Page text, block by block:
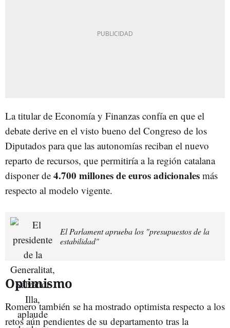
La titular de Economía y Finanzas confía en que el
debate derive en el visto bueno del Congreso de los
Diputados para que las autonomías reciban el nuevo
reparto de recursos, que permitiría a la región catalana
disponer de 4.700 millones de euros adicionales más
respecto al modelo vigente.
El Parlament aprueba los "presupuestos de la
estabilidad"
Optimismo
Romero también se ha mostrado optimista respecto a los
retos aún pendientes de su departamento tras la